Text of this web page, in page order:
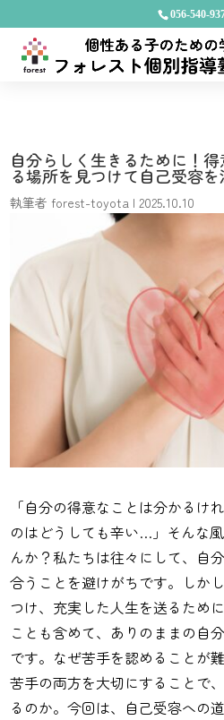
056-540-
自分らしく生きるために！
る場所を見つけて自己受容
執筆者forest-toyota |2025.10.10
「自分の得意なことは分かるけ
のはどうしても辛い…」そんな
んか？私たちは往々にして、自
合うことを避けがちです。しか
つけ、充実した人生を送るため
ことも含めて、ありのままの自
です。なぜ苦手を認めることが
苦手の両方を大切にすることで
るのか。今回は、自己受容への